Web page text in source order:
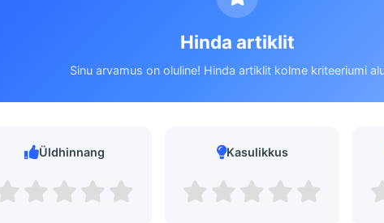
Hinda artiklit
Sinu arvamus on oluline! Hinda artiklit kolme kriteeriumi
Üldhinnang Kasulikkus